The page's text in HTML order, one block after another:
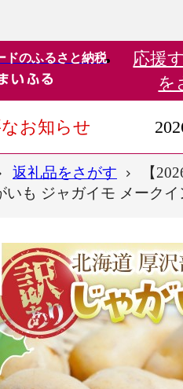
ドのふるさと納税 応援
を
お知らせ
返礼品をさがす
【
いも ジャガイモ メーク